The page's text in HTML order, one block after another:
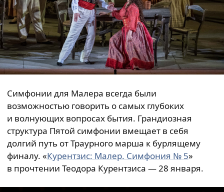
Симфонии для Малера всегда были
возможностью говорить о самых глубоких
и волнующих вопросах бытия. Грандиозная
структура Пятой симфонии вмещает в себя
долгий путь от Траурного марша к бурлящему
финалу. «Курентзис: Малер. Симфония № 5»
в прочтении Теодора Курентзиса — 28 января.